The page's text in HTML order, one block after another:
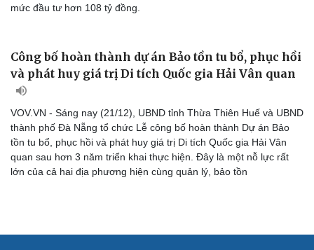
Cải chính
mức đầu tư hơn 108 tỷ đồng.
Công bố hoàn thành dự án Bảo tồn tu bổ, phục hồi
và phát huy giá trị Di tích Quốc gia Hải Vân quan
VOV.VN - Sáng nay (21/12), UBND tỉnh Thừa Thiên Huế và UBND
thành phố Đà Nẵng tổ chức Lễ công bố hoàn thành Dự án Bảo
tồn tu bổ, phục hồi và phát huy giá trị Di tích Quốc gia Hải Vân
quan sau hơn 3 năm triển khai thực hiện. Đây là một nỗ lực rất
lớn của cả hai địa phương hiện cùng quản lý, bảo tồn